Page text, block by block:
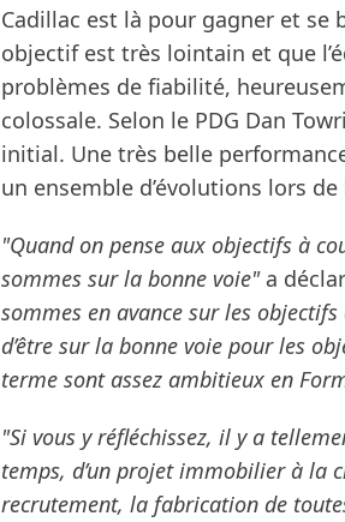
Cadillac est là pour gagner et
objectif est très lointain et que
problèmes de fiabilité,
colossale. Selon le PDG Dan
initial. Une très belle
un ensemble d’évolutions lors
"Quand on pense aux objectifs à
sommes sur la bonne voie"a
sommes en avance sur les
d’être sur la bonne voie pour les
terme sont assez ambitieux en
"Si vous y réfléchissez, il y a
temps, d’un projet immobilier à la
recrutement, la fabrication de